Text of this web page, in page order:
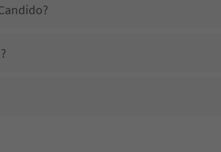
Andermax?
Pass?